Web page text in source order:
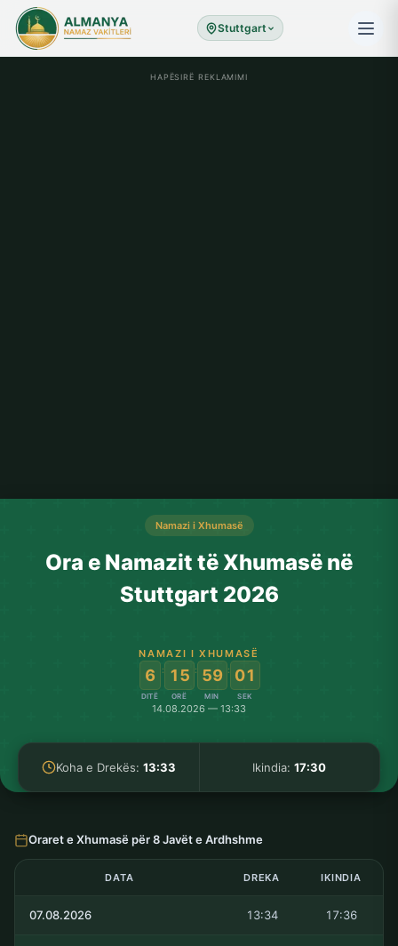
Stuttgart
HAPËSIRË REKLAMIMI
Namazi i Xhumasë
Ora e Namazit të Xhumasë në
Stuttgart 2026
NAMAZI I XHUMASË
6
DITË
: 15
ORË
: 59
MIN
: 01
SEK
14.08.2026 — 13:33
Koha e Drekës: 13:33 Ikindia:17:30
Oraret e Xhumasë për 8 Javët e Ardhshme
DATA DREKA IKINDIA
07.08.2026 13:34 17:36